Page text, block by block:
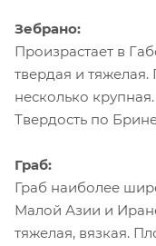
Зебрано:
Произрастает в
твердая и тяжелая.
несколько
Твердость по
Граб:
Граб наиболее
Малой Азии и
тяжелая, вязкая.